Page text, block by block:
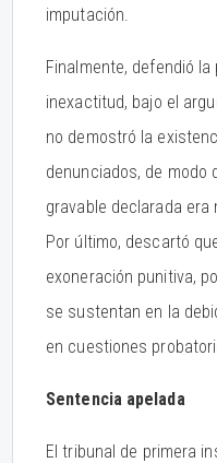
imputación.
Finalmente, defendió
inexactitud, bajo el
no demostró la
denunciados, de modo
gravable declarada
Por último, descartó
exoneración punitiva,
se sustentan en la
en cuestiones
Sentencia apelada
El tribunal de primera